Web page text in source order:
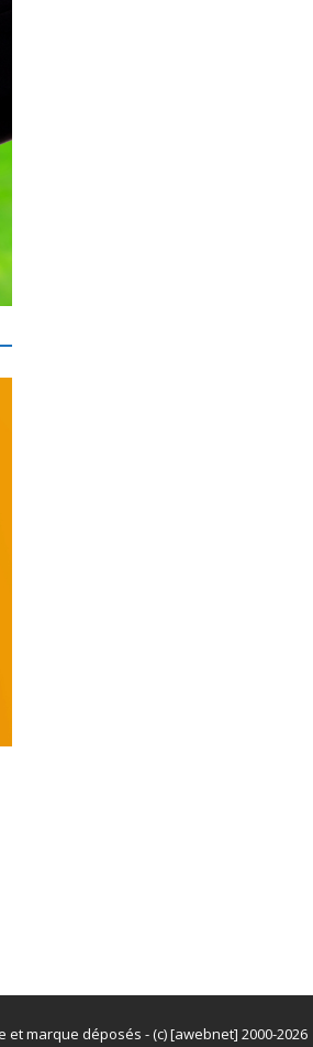
marque déposés - (c) [awebnet] 2000-2026